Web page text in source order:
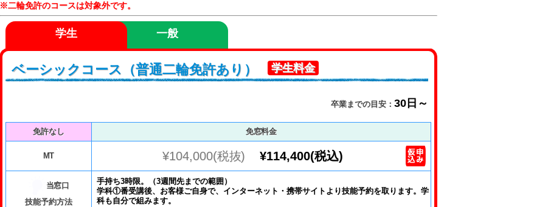
※二輪免許のコースは対象外です。
学生 一般
ベーシックコース（普通二輪免許あり） 学生料金
卒業までの目安：30日～
免許なし 免窓料金
MT ¥104,000(税抜) ¥114,400(税込)
当窓口
技能予約方法
手持ち3時限。（3週間先までの範囲）
学科①番受講後、お客様ご自身で、インターネット・携帯サイトより技能予約を取ります。学
科も自分で組みます。